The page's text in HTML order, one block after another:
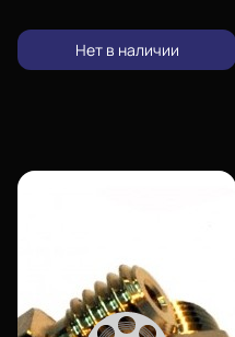
Нет в наличии